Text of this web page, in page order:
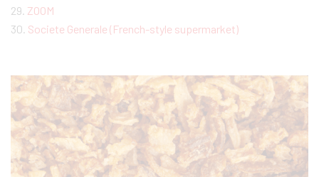
29. ZOOM
30. Societe Generale (French-style supermarket)